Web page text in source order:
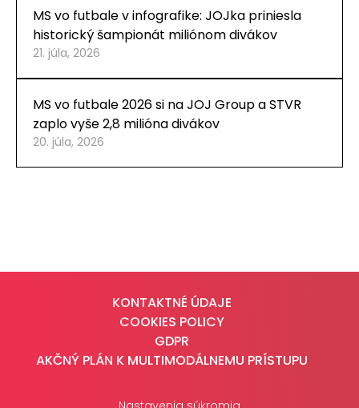
MS vo futbale v infografike: JOJka priniesla
historický šampionát miliónom divákov
21. júla, 2026
MS vo futbale 2026 si na JOJ Group a STVR
zaplo vyše 2,8 milióna divákov
20. júla, 2026
KONTAKTNÉ ÚDAJE
COOKIES POLICY
GDPR
AKČNÝ PLÁN K MULTIMODÁLNEMU PRÍSTUPU